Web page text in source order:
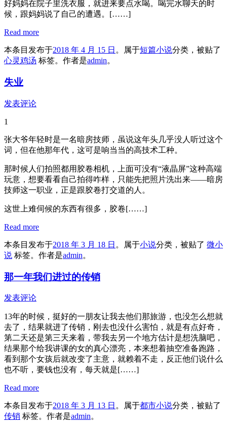
好妈妈在院子里洗衣服，就进来要点水喝。喝完水聊天的时
候，跟妈妈说了自己的遭遇。[……]
Read more
本条目发布于2018 年 4 月 15 日 。属于短篇小说分类，被贴了
心灵鸡汤 标签。 作者是admin。
失业
发表评论
1
张大爷年轻时是一名暗房技师，虽说这年头几乎没人听过这个
词，但在他那年代，这可是响当当的高技术工种。
那时候人们拍照都用胶卷相机，上面可没有“液晶屏”这种高端
玩意，想要看看自己拍得咋样，只能先把照片洗出来——暗房
技师这一职业，正是跟胶卷打交道的人。
这世上难伺候的东西有很多，胶卷[……]
Read more
本条目发布于2018 年 3 月 18 日 。属于小说分类，被贴了 微小
说 标签。 作者是admin。
那一年我们进过的传销
发表评论
13年的时候，挺好的一朋友让我去他们那旅游，也没怎么想就
去了，结果就进了传销，刚去也没什么害怕，就是有点好奇，
第二天还是第三天来着，带我去另一个地方估计是想洗脑吧，
结果那个给我讲课的女的真心漂亮，本来想着抽空准备跑路，
看到那个女孩后就改变了主意，就赖着不走，反正他们说什么
也不听，要钱也没有，每天就是[……]
Read more
本条目发布于2018 年 3 月 13 日 。属于都市小说分类，被贴了
传销 标签。 作者是admin。